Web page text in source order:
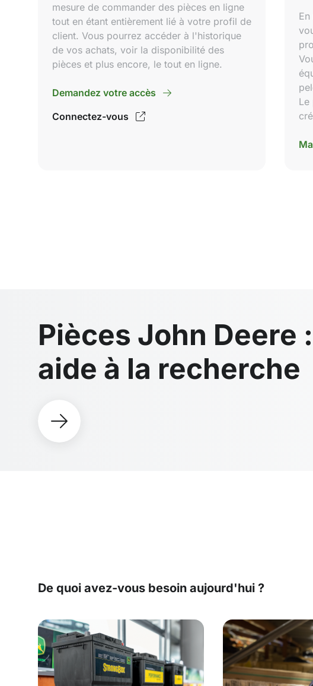
mesure de commander des pièces en ligne
tout en étant entièrement lié à votre profil de
client. Vous pourrez accéder à l'historique
de vos achats, voir la disponibilité des
pièces et plus encore, le tout en ligne.
Demandez votre accès
Connectez-vous
Le
Pièces John Deere :
aide à la recherche
De quoi avez-vous besoin aujourd'hui ?